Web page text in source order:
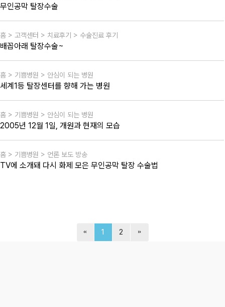
무인공막 탈장수술
홈 > 고객센터 > 치료후기 > 수술진료 후기
배꼽아래 탈장수술~
홈 > 기쁨병원 > 안심이 되는 병원
세계1등 탈장센터를 향해 가는 병원
홈 > 기쁨병원 > 안심이 되는 병원
2005년 12월 1일, 개원과 현재의 모습
홈 > 기쁨병원 > 언론 보도 방송
TV에 소개돼 다시 화제 모은 무인공막 탈장 수술법
1 2